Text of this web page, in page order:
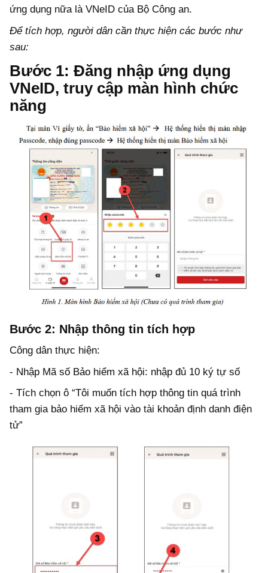
Video
Photo
ứng dụng nữa là VNeID của Bộ Công an.
Để tích hợp, người dân cần thực hiện các bước như
sau:
Bước 1: Đăng nhập ứng dụng
VNeID, truy cập màn hình chức
năng
Bước 2: Nhập thông tin tích hợp
Công dân thực hiện:
- Nhập Mã số Bảo hiểm xã hội: nhập đủ 10 ký tự số
- Tích chọn ô “Tôi muốn tích hợp thông tin quá trình
tham gia bảo hiểm xã hội vào tài khoản định danh điện
tử”